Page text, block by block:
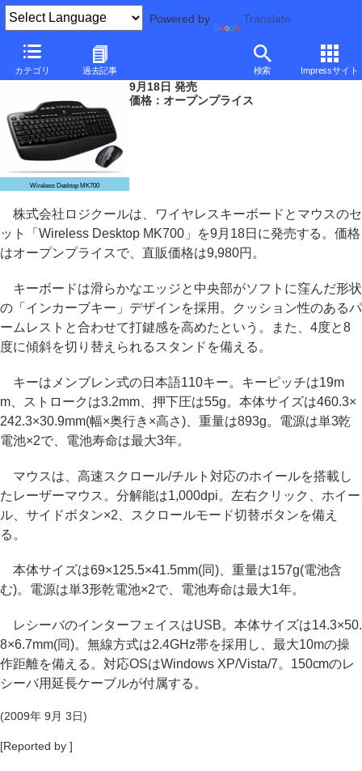
Powered by Translate
カテゴリ 過去記事 検索 Impressサイト
ロジクール、直販9,980円のワイヤレスデスクトップ
Wireless Desktop MK700
9月18日 発売
価格：オープンプライス
株式会社ロジクールは、ワイヤレスキーボードとマウスのセ
ット「Wireless Desktop MK700」を9月18日に発売する。価格
はオープンプライスで、直販価格は9,980円。
キーボードは滑らかなエッジと中央部がソフトに窪んだ形状
の「インカーブキー」デザインを採用。クッション性のあるパ
ームレストと合わせて打鍵感を高めたという。また、4度と8
度に傾斜を切り替えられるスタンドを備える。
キーはメンブレン式の日本語110キー。キーピッチは19m
m、ストロークは3.2mm、押下圧は55g。本体サイズは460.3×
242.3×30.9mm(幅×奥行き×高さ)、重量は893g。電源は単3乾
電池×2で、電池寿命は最大3年。
マウスは、高速スクロール/チルト対応のホイールを搭載し
たレーザーマウス。分解能は1,000dpi。左右クリック、ホイー
ル、サイドボタン×2、スクロールモード切替ボタンを備え
る。
本体サイズは69×125.5×41.5mm(同)、重量は157g(電池含
む)。電源は単3形乾電池×2で、電池寿命は最大1年。
レシーバのインターフェイスはUSB。本体サイズは14.3×50.
8×6.7mm(同)。無線方式は2.4GHz帯を採用し、最大10mの操
作距離を備える。対応OSはWindows XP/Vista/7。150cmのレ
シーバ用延長ケーブルが付属する。
(2009年 9月 3日)
[Reported by ]